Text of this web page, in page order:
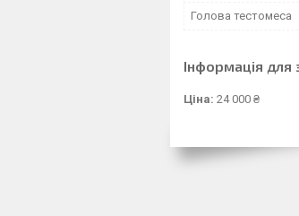
Голова тестомеса
Інформація для
Ціна: 24 000 ₴